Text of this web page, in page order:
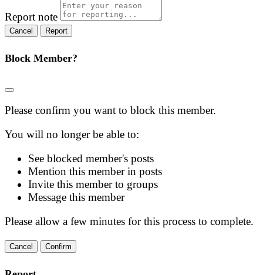
Report note
Report
Block Member?
Please confirm you want to block this member.
You will no longer be able to:
See blocked member's posts
Mention this member in posts
Invite this member to groups
Message this member
Please allow a few minutes for this process to complete.
Confirm